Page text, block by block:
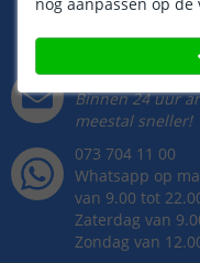
Zondag van
Binnen 24 uur
meestal sneller!
073 704 11 00
Whatsapp op
van 9.00 tot
Zaterdag van
Zondag van